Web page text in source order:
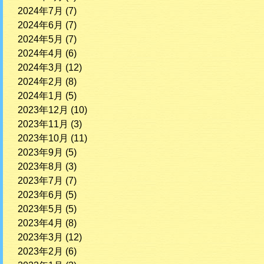
2024年7月 (7)
2024年6月 (7)
2024年5月 (7)
2024年4月 (6)
2024年3月 (12)
2024年2月 (8)
2024年1月 (5)
2023年12月 (10)
2023年11月 (3)
2023年10月 (11)
2023年9月 (5)
2023年8月 (3)
2023年7月 (7)
2023年6月 (5)
2023年5月 (5)
2023年4月 (8)
2023年3月 (12)
2023年2月 (6)